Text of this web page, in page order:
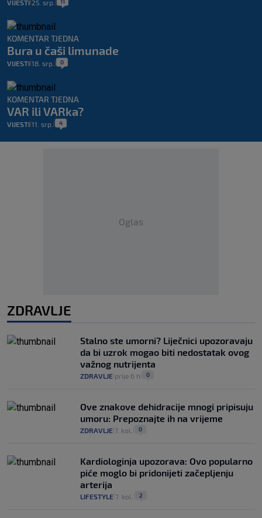
VIJESTI 25. srp.
KOMENTAR TJEDNA
Bura u čaši limunade
VIJESTI 18. srp. 0
KOMENTAR TJEDNA
VAR ili VARka?
VIJESTI 11. srp. 4
Oglas
ZDRAVLJE
Stalno ste umorni? Liječnici upozoravaju
da bi uzrok mogao biti nedostatak ovog
važnog nutrijenta
ZDRAVLJE prije 6 h 0
Ove znakove dehidracije mnogi pripisuju
umoru: Prepoznajte ih na vrijeme
ZDRAVLJE 7. kol. 0
Kardiologinja upozorava: Ovo popularno
piće moglo bi pridonijeti začepljenju
arterija
LIFESTYLE 7. kol. 2